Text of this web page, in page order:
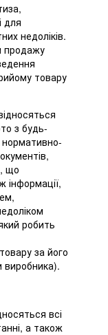
для
недоліків.
продажу
товару
з будь-
нормативно-
що
інформації,
робить
за його
виробника).
всі
а також